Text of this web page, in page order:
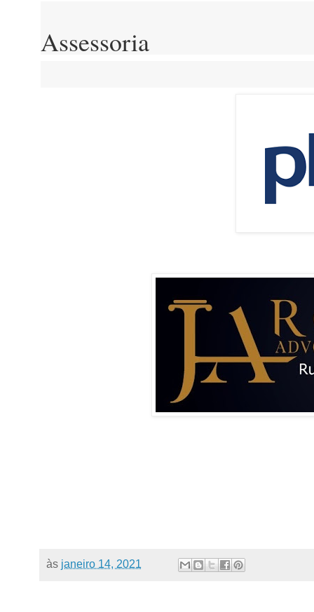
Assessoria
às janeiro 14, 2021